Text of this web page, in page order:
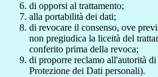
di opporsi al trattamento;
alla portabilità dei dati;
di revocare il consenso, ove
non pregiudica la liceità del
conferito prima della revoca;
di proporre reclamo all'autorità
Protezione dei Dati personali).